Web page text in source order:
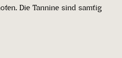
Die Tannine sind samtig